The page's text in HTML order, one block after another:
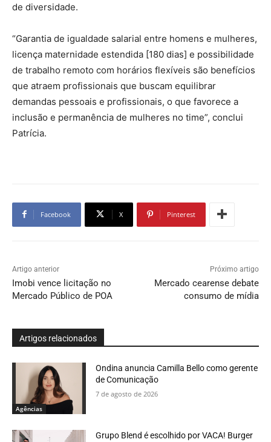
de diversidade.
“Garantia de igualdade salarial entre homens e mulheres,
licença maternidade estendida [180 dias] e possibilidade
de trabalho remoto com horários flexíveis são benefícios
que atraem profissionais que buscam equilibrar
demandas pessoais e profissionais, o que favorece a
inclusão e permanência de mulheres no time”, conclui
Patrícia.
Facebook X Pinterest
Artigo anterior
Imobi vence licitação no
Mercado Público de POA
Próximo artigo
Mercado cearense debate
consumo de mídia
Artigos relacionados
Agências
Ondina anuncia Camilla Bello como gerente
de Comunicação
7 de agosto de 2026
Grupo Blend é escolhido por VACA! Burger